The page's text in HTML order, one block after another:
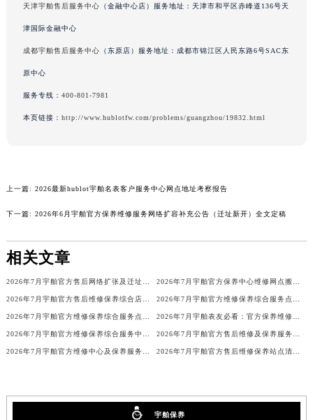
河南省开封市鼓楼区中山路宇舶售后服务中心（需提前预约）
河南省三门峡市湖滨区和平路宇舶售后服务中心（需提前预约）
河南省郑州市二七区民主路10号华润大厦29层2905室宇舶售后服务中心（需提前预约）
河南省周口市川汇区七一路宇舶售后服务中心（需提前预约）
湖北省鄂州市鄂城区文星大道宇舶售后服务中心（需提前预约）
湖北省黄冈市黄州区赤壁大道宇舶售后服务中心（需提前预约）
湖北省黄石市黄石港区武汉路宇舶售后服务中心（需提前预约）
湖北省荆门市东宝中天街步行街宇舶售后服务中心（需提前预约）
湖北省荆州市荆州区荆中路宇舶售后服务中心（需提前预约）
湖北省随州市曾都区青年路宇舶售后服务中心（需提前预约）
湖北省咸宁市咸安区长安大道宇舶售后服务中心（需提前预约）
天津宇舶售后服务中心 （金融中心店）服务地址：天津市和平区赤峰道136号天
津国际金融中心
成都宇舶售后服务中心 （东原店）服务地址：成都市锦江区人民东路6号SAC东
原中心
服务专线： 400-801-7981
本页链接： http://www.hublotfw.com/problems/guangzhou/19832.html
上一篇: 2026最新hublot宇舶名表客户服务中心网点地址考察报告
下一篇: 2026年6月宇舶官方保养维修服务网络扩容补充公告（迁址新开）全文定稿
相关文章
2026年7月宇舶官方售后网络扩张及迁址公告 2026年7月宇舶官方保养中心维修网点搬迁及新增补充公示终稿发布
2026年7月宇舶官方售后维修保养综合店迁址与新开补充最终汇总表正式发布 2026年7月宇舶官方维修保养综合服务点最新动态补充汇总（搬迁新增）文件公开
2026年7月宇舶官方维修保养综合服务点最新动态补充（搬迁新增）文件正式公开 2026年7月宇舶表友必看：官方保养维修中心搬迁新开名录
2026年7月宇舶官方维修保养综合服务中心调整补充公告（含迁址） 2026年7月宇舶官方售后维修及保养服务网络迁址与扩张补充文件原文
2026年7月宇舶官方维修中心及保养服务中心迁移与增设补充速报说明内容公示 2026年7月宇舶官方售后维修保养站点清单补充最终版（搬迁新开）定稿确认
宇舶保养